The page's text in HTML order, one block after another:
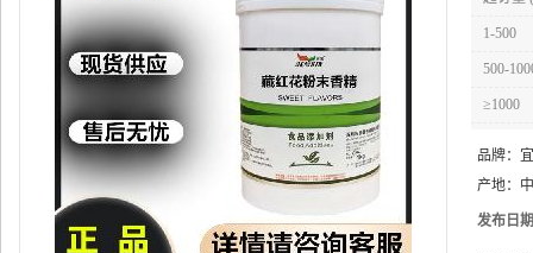
1-500
500-
≥1000
品牌：
产地：
发布日